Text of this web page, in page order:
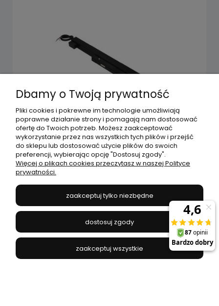
Alfa zasilanie do systemu magnetycznego o mocy
100W i napięciu 48V kolor czarny AZ4671 Azzardo
263,00 zł
Dbamy o Twoją prywatność
Pliki cookies i pokrewne im technologie umożliwiają
poprawne działanie strony i pomagają nam dostosować
ofertę do Twoich potrzeb. Możesz zaakceptować
wykorzystanie przez nas wszystkich tych plików i przejść
do sklepu lub dostosować użycie plików do swoich
preferencji, wybierając opcję "Dostosuj zgody".
Więcej o plikach cookies przeczytasz w naszej Polityce
prywatności.
zaakceptuj tylko niezbędne
dostosuj zgody
zaakceptuj wszystkie